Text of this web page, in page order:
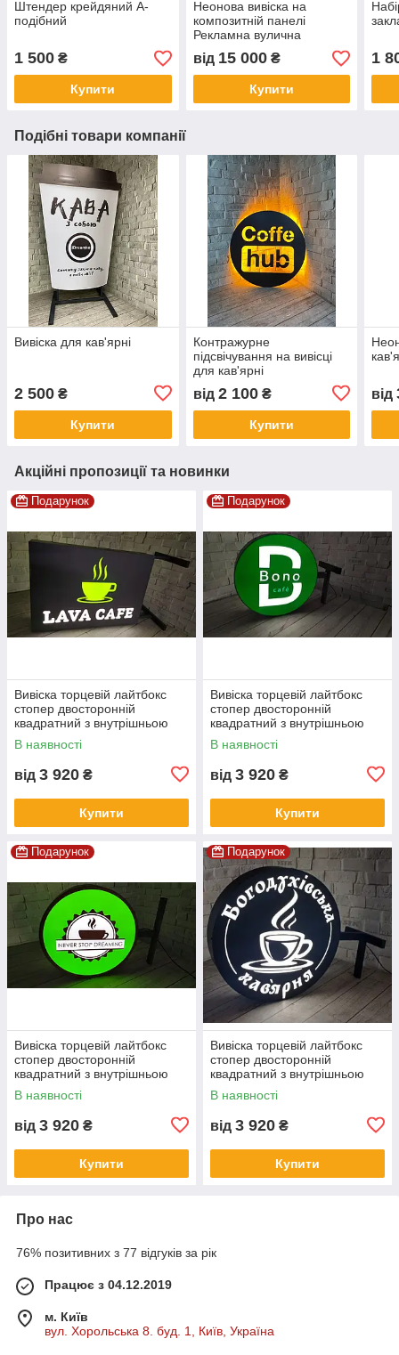
Штендер крейдяний А-
подібний
1 500 ₴
Купити
Неонова вивіска на
композитній панелі
Рекламна вулична
від 15 000₴
Купити
1
Подібні товари компанії
Вивіска для кав'ярні
2 500 ₴
Купити
Контражурне
підсвічування на вивісці
для кав'ярні
від 2 100₴
Купити
від
Акційні пропозиції та новинки
Подарунок
Вивіска торцевій лайтбокс
стопер двосторонній
квадратний з внутрішньою
підсвіткою
В наявності
від 3 920 ₴
Купити
Подарунок
Вивіска торцевій лайтбокс
стопер двосторонній
квадратний з внутрішньою
підсвіткою
В наявності
від 3 920 ₴
Купити
Подарунок
Вивіска торцевій лайтбокс
стопер двосторонній
квадратний з внутрішньою
підсвіткою
В наявності
від 3 920 ₴
Купити
Подарунок
Вивіска торцевій лайтбокс
стопер двосторонній
квадратний з внутрішньою
підсвіткою
В наявності
від 3 920 ₴
Купити
Про нас
76% позитивних з 77 відгуків за рік
Працює з 04.12.2019
м. Київ
вул. Хорольська 8. буд. 1, Київ, Україна